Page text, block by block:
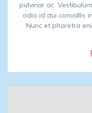
pulvinar ac.
odio id dui convallis
Nunc et pharetra